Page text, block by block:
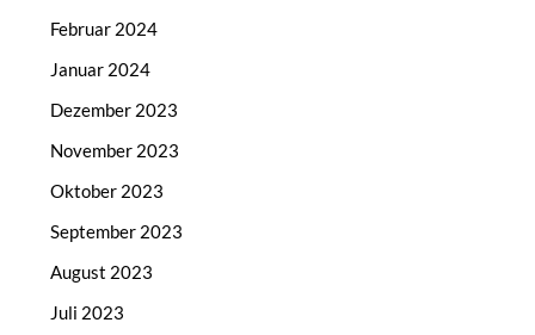
Februar 2024
Januar 2024
Dezember 2023
November 2023
Oktober 2023
September 2023
August 2023
Juli 2023